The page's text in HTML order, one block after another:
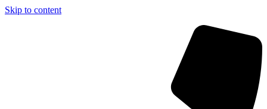
Skip to content